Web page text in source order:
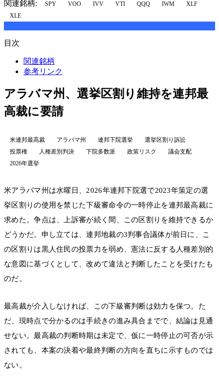
関連銘柄:
SPY VOO IVV VTI QQQ IWM
XLF
XLE
目次
関連銘柄
参考リンク
アラバマ州、選挙区割り維持を連邦最
高裁に要請
米連邦最高裁 アラバマ州 連邦下院選挙
選挙区割り訴訟
投票権
人種差別判決 下院多数派 政策リスク
議会支配
2026年選挙
米アラバマ州は水曜日、2026年連邦下院選で2023年策定の選
挙区割りの使用を禁じた下級審命令の一時停止を連邦最高裁に
求めた。争点は、上訴審が続く間、この区割りを維持できるか
どうかだ。申し立ては、連邦地裁の3判事合議体が前日に、こ
の区割りは黒人住民の投票力を弱め、憲法に反する人種差別的
な意図に基づくとして、改めて違法と判断したことを受けたも
のだ。
最高裁が介入しなければ、この下級審判断は効力を保つ。た
だ、現時点で分かるのは手続きの進み具合までで、結論は見通
せない。最高裁の判断時期は未定で、仮に一時停止の可否が示
されても、本案の決着や最終判断の方向を直ちに示すものでは
ない。